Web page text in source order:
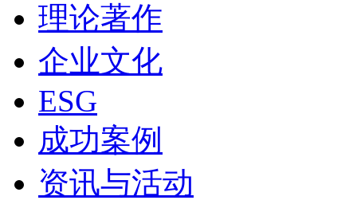
理论著作
企业文化
ESG
成功案例
资讯与活动